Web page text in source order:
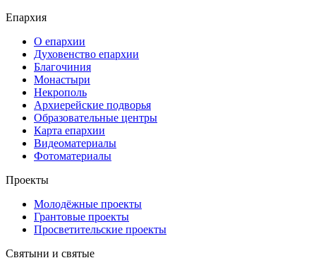
Епархия
О епархии
Духовенство епархии
Благочиния
Монастыри
Некрополь
Архиерейские подворья
Образовательные центры
Карта епархии
Видеоматериалы
Фотоматериалы
Проекты
Молодёжные проекты
Грантовые проекты
Просветительские проекты
Святыни и святые